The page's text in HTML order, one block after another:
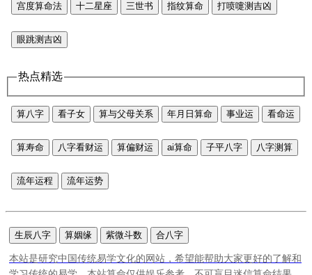
宫度算命法 十二星座 三世书 指纹算命 打喷嚏测吉凶
眼跳测吉凶
热点精选
算八字 看子女 算与父母关系 年月日算命 事业运 看命运
算寿命 八字看财运 算偏财运 ai算命 子平八字 八字测算
流年运程 流年运势
生辰八字 算姻缘 紫微斗数 合八字
本站是研究中国传统易学文化的网站，希望能帮助大家更好的了解和